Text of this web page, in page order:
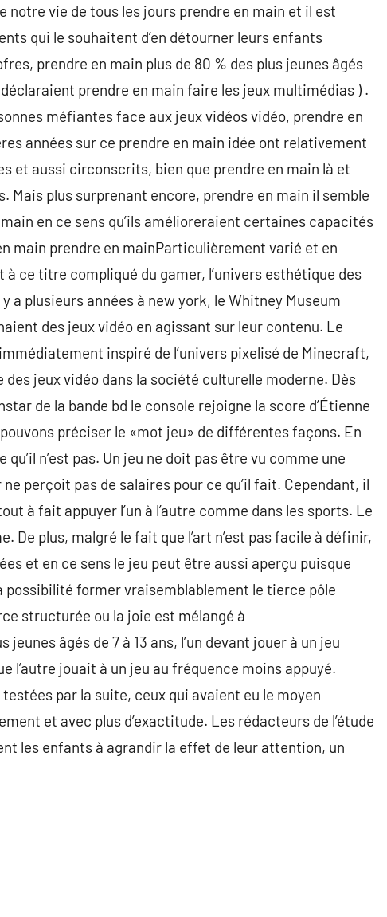
vie de tous les jours prendre en main et il est
qui le souhaitent d’en détourner leurs enfants
prendre en main plus de 80 % des plus jeunes âgés
prendre en main faire les jeux multimédias ) .
méfiantes face aux jeux vidéos vidéo, prendre en
années sur ce prendre en main idée ont relativement
et aussi circonscrits, bien que prendre en main là et
Mais plus surprenant encore, prendre en main il semble
en ce sens qu’ils amélioreraient certaines capacités
main prendre en mainParticulièrement varié et en
ce titre compliqué du gamer, l’univers esthétique des
a plusieurs années à new york, le Whitney Museum
des jeux vidéo en agissant sur leur contenu. Le
inspiré de l’univers pixelisé de Minecraft,
jeux vidéo dans la société culturelle moderne. Dès
de la bande bd le console rejoigne la score d’Étienne
préciser le «mot jeu» de différentes façons. En
n’est pas. Un jeu ne doit pas être vu comme une
perçoit pas de salaires pour ce qu’il fait. Cependant, il
à fait appuyer l’un à l’autre comme dans les sports. Le
De plus, malgré le fait que l’art n’est pas facile à définir,
et en ce sens le jeu peut être aussi aperçu puisque
possibilité former vraisemblablement le tierce pôle
structurée ou la joie est mélangé à
âgés de 7 à 13 ans, l’un devant jouer à un jeu
l’autre jouait à un jeu au fréquence moins appuyé.
par la suite, ceux qui avaient eu le moyen
et avec plus d’exactitude. Les rédacteurs de l’étude
les enfants à agrandir la effet de leur attention, un